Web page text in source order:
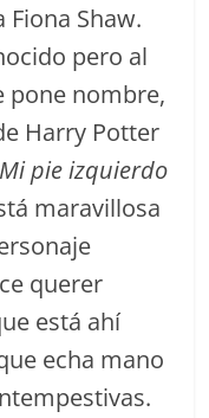
Shaw.
pero al
pone nombre,
Harry Potter
Mi pie izquierdo
maravillosa
querer
está ahí
echa mano